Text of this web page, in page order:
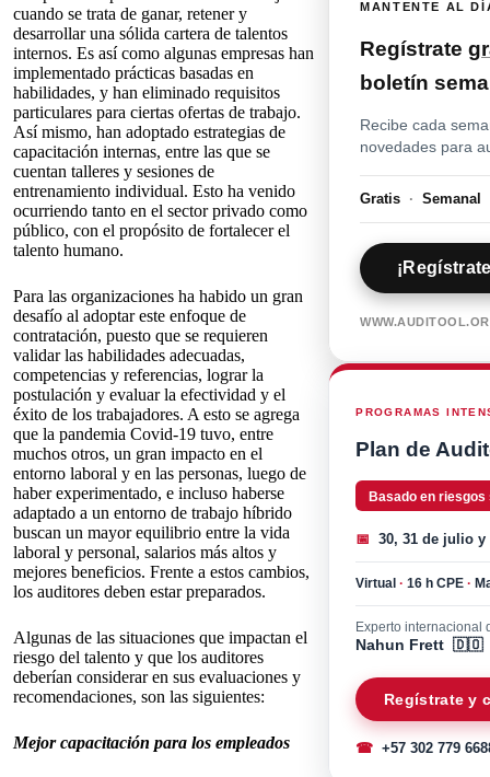
cuando se trata de ganar, retener y
desarrollar una sólida cartera de talentos
internos. Es así como algunas empresas han
implementado prácticas basadas en
habilidades, y han eliminado requisitos
particulares para ciertas ofertas de trabajo.
Así mismo, han adoptado estrategias de
capacitación internas, entre las que se
cuentan talleres y sesiones de
entrenamiento individual. Esto ha venido
ocurriendo tanto en el sector privado como
público, con el propósito de fortalecer el
talento humano.
Para las organizaciones ha habido un gran
desafío al adoptar este enfoque de
contratación, puesto que se requieren
validar las habilidades adecuadas,
competencias y referencias, lograr la
postulación y evaluar la efectividad y el
éxito de los trabajadores. A esto se agrega
que la pandemia Covid-19 tuvo, entre
muchos otros, un gran impacto en el
entorno laboral y en las personas, luego de
haber experimentado, e incluso haberse
adaptado a un entorno de trabajo híbrido
buscan un mayor equilibrio entre la vida
laboral y personal, salarios más altos y
mejores beneficios. Frente a estos cambios,
los auditores deben estar preparados.
Algunas de las situaciones que impactan el
riesgo del talento y que los auditores
deberían considerar en sus evaluaciones y
recomendaciones, son las siguientes:
Mejor capacitación para los empleados
MANTENTE AL
Regístrate
boletín
Recibe cada
novedades para
Gratis · Semanal
PROGRAMAS
Plan de
Basado en riesgos
📅 30, 31 de julio y
Virtual· 16 h CPE·
Experto internacional
Nahun Frett 🇩🇴
Regístrate y
☎ +57 302 779